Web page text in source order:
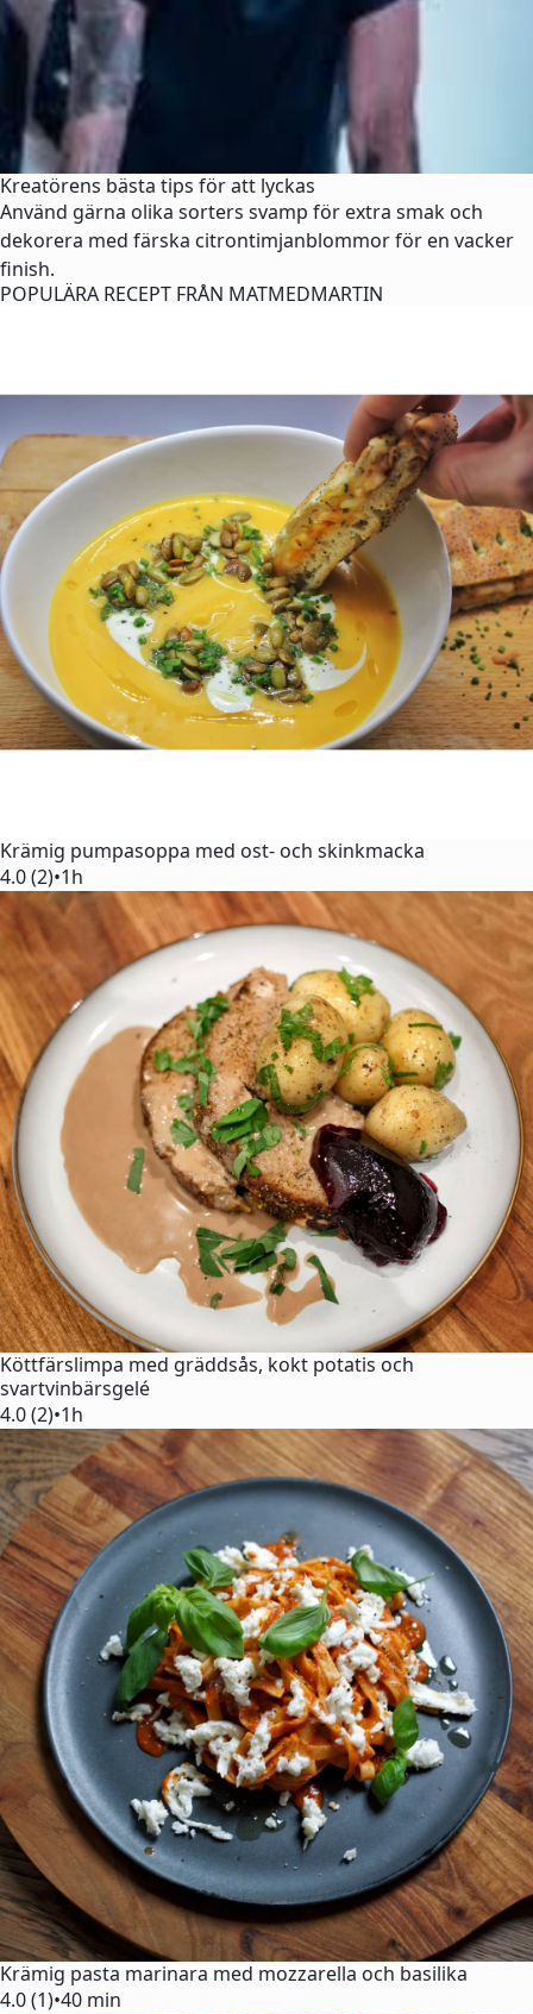
Kreatörens bästa tips för att lyckas
Använd gärna olika sorters svamp för extra smak och
dekorera med färska citrontimjanblommor för en vacker
finish.
POPULÄRA RECEPT FRÅN MATMEDMARTIN
Krämig pumpasoppa med ost- och skinkmacka
4.0 (2)•1h
Köttfärslimpa med gräddsås, kokt potatis och
svartvinbärsgelé
4.0 (2)•1h
Krämig pasta marinara med mozzarella och basilika
4.0 (1)•40 min